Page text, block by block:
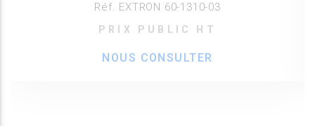
Réf. EXTRON 60-1310-03
PRIX PUBLIC HT
NOUS CONSULTER